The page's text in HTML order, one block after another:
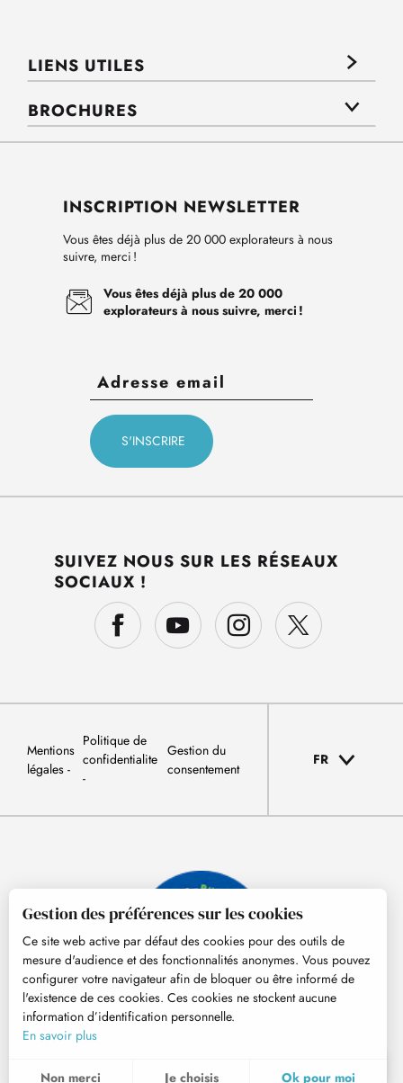
LIENS UTILES
BROCHURES
INSCRIPTION NEWSLETTER
Vous êtes déjà plus de 20 000 explorateurs à nous
suivre, merci !
Vous êtes déjà plus de 20 000
explorateurs à nous suivre, merci !
SUIVEZ NOUS SUR LES RÉSEAUX
SOCIAUX !
Mentions
légales
Politique de
confidentialite
Gestion du
consentement
FR
© Tourisme Hautes-Pyrénées
Gestion des préférences sur les cookies
Ce site web active par défaut des cookies pour des outils de
mesure d'audience et des fonctionnalités anonymes. Vous pouvez
configurer votre navigateur afin de bloquer ou être informé de
l'existence de ces cookies. Ces cookies ne stockent aucune
information d’identification personnelle.
En savoir plus
Non merci Je choisis Ok pour moi